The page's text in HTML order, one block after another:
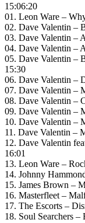
15:06:20
01. Leon Ware –
02. Dave Valentin –
03. Dave Valentin –
04. Dave Valentin –
05. Dave Valentin –
15:30
06. Dave Valentin –
07. Dave Valentin –
08. Dave Valentin –
09. Dave Valentin –
10. Dave Valentin –
11. Dave Valentin –
12. Dave Valentin
16:01
13. Leon Ware –
14. Johnny
15. James Brown –
16. Masterfleet –
17. The Escorts –
18. Soul Searchers